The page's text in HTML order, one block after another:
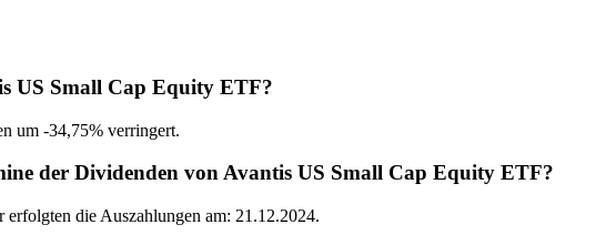
US Small Cap Equity ETF?
um -34,75% verringert.
der Dividenden von Avantis US Small Cap Equity ETF?
die Auszahlungen am: 21.12.2024.